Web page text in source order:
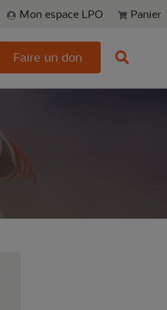
Mon espace LPO Panier
Faire un don